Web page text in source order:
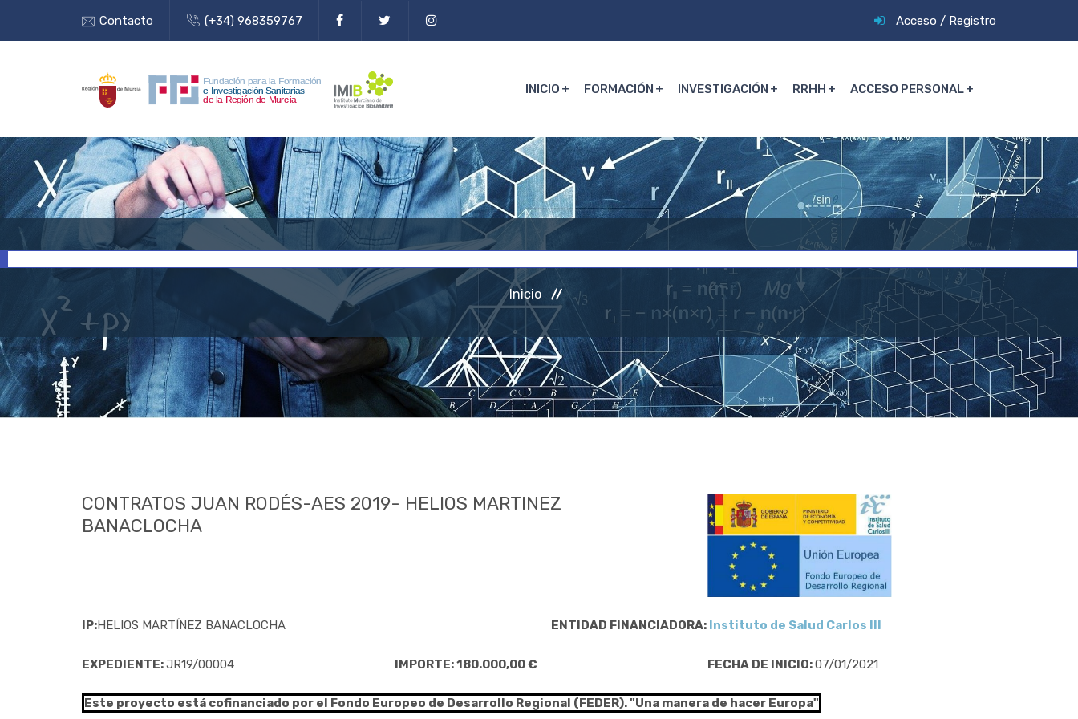
Contacto (+34) 968359767 Acceso / Registro
INICIO FORMACIÓN INVESTIGACIÓN RRHH ACCESO PERSONAL
Inicio
CONTRATOS JUAN RODÉS-AES 2019- HELIOS MARTINEZ
BANACLOCHA
IP:HELIOS MARTÍNEZ BANACLOCHA ENTIDAD FINANCIADORA: Instituto de Salud Carlos III
EXPEDIENTE:JR19/00004 IMPORTE: 180.000,00 € FECHA DE INICIO:07/01/2021
Este proyecto está cofinanciado por el Fondo Europeo de Desarrollo Regional (FEDER). "Una manera de hacer Europa"